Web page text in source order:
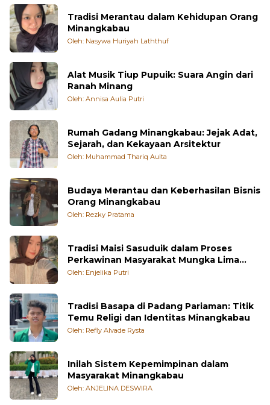
Minangkabau
Oleh: Nasywa Huriyah Laththuf
Ranah Minang
Oleh: Annisa Aulia Putri
Sejarah, dan Kekayaan Arsitektur
Oleh: Muhammad Thariq Aulta
Orang Minangkabau
Oleh: Rezky Pratama
Perkawinan Masyarakat Mungka Lima
Puluh Kota
Oleh: Enjelika Putri
Temu Religi dan Identitas Minangkabau
Oleh: Refly Alvade Rysta
Masyarakat Minangkabau
Oleh: ANJELINA DESWIRA